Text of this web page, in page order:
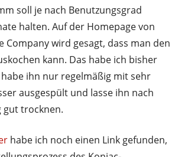
soll je nach Benutzungsgrad
halten. Auf der Homepage von
Company wird gesagt, dass man den
kann. Das habe ich bisher
ihn nur regelmäßig mit sehr
ausgespült und lasse ihn nach
gut trocknen.
habe ich noch einen Link gefunden,